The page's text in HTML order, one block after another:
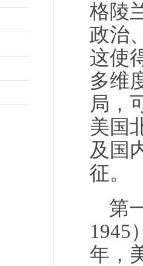
格陵
政治
这使
多维
局，
美国
及国
征。
第
1945
年，